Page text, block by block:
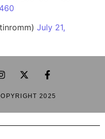
July 21,
2025